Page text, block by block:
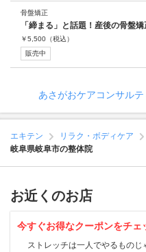
骨盤矯正
「締まる」と話題！産後の骨盤矯
￥5,500 （税込）
販売中
あさがおケアコンサル
エキテン リラク・ボディケア
岐阜県岐阜市の整体院
お近くのお店
今すぐお得なクーポンをチェ
ストレッチは一人でやるもの